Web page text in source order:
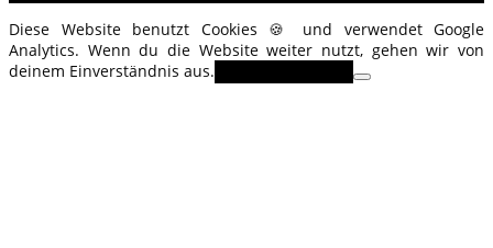
Diese Website benutzt Cookies 🍪 und verwendet Google
Analytics. Wenn du die Website weiter nutzt, gehen wir von
deinem Einverständnis aus.